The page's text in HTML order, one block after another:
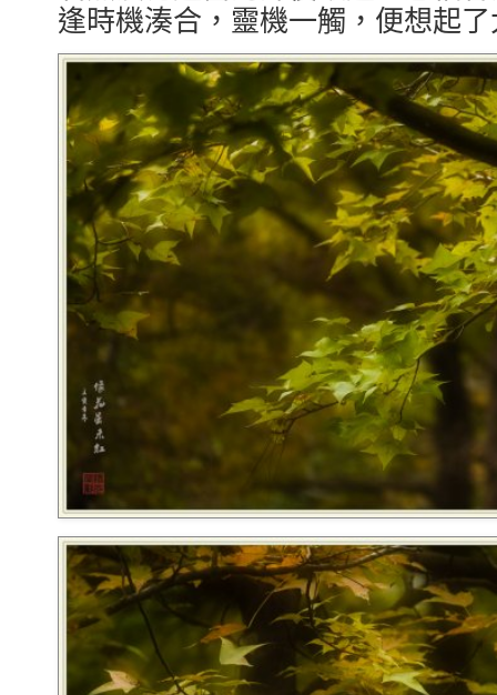
逢時機湊合，靈機一觸，便想起